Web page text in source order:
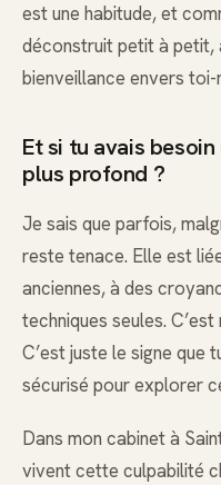
est une habitude, et
déconstruit petit à petit,
bienveillance envers toi-
Et si tu avais
plus profond ?
Je sais que parfois,
reste tenace. Elle est
anciennes, à des
techniques seules.
C’est juste le signe que
sécurisé pour explorer
Dans mon cabinet à
vivent cette culpabilité